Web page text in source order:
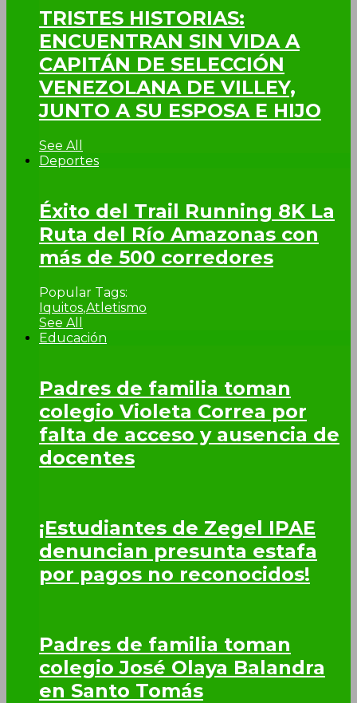
TRISTES HISTORIAS:
ENCUENTRAN SIN VIDA A
CAPITÁN DE SELECCIÓN
VENEZOLANA DE VILLEY,
JUNTO A SU ESPOSA E HIJO
See All
Deportes
Éxito del Trail Running 8K La
Ruta del Río Amazonas con
más de 500 corredores
Popular Tags:
Iquitos,Atletismo
See All
Educación
Padres de familia toman
colegio Violeta Correa por
falta de acceso y ausencia de
docentes
¡Estudiantes de Zegel IPAE
denuncian presunta estafa
por pagos no reconocidos!
Padres de familia toman
colegio José Olaya Balandra
en Santo Tomás